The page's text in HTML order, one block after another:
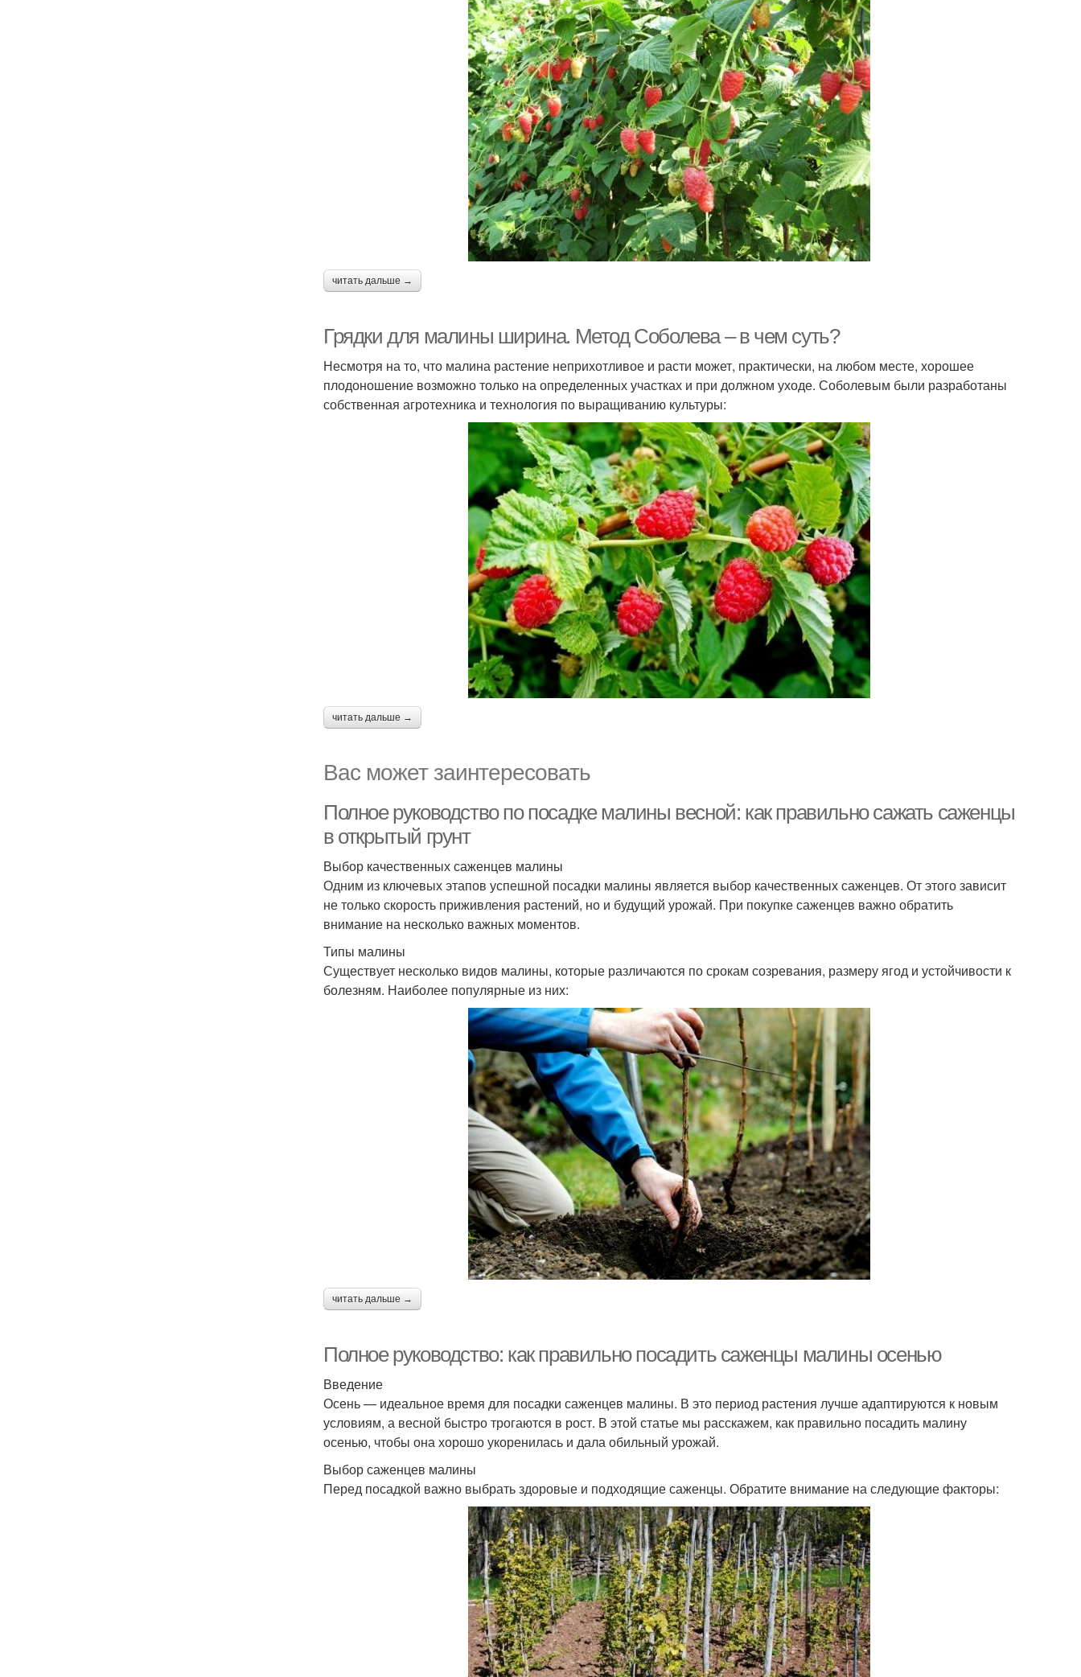
читать дальше →
Грядки для малины ширина. Метод Соболева – в чем суть?
Несмотря на то, что малина растение неприхотливое и расти может, практически, на любом месте, хорошее
плодоношение возможно только на определенных участках и при должном уходе. Соболевым были разработаны
собственная агротехника и технология по выращиванию культуры:
читать дальше →
Вас может заинтересовать
Полное руководство по посадке малины весной: как правильно сажать саженцы
в открытый грунт
Выбор качественных саженцев малины
Одним из ключевых этапов успешной посадки малины является выбор качественных саженцев. От этого зависит
не только скорость приживления растений, но и будущий урожай. При покупке саженцев важно обратить
внимание на несколько важных моментов.
Типы малины
Существует несколько видов малины, которые различаются по срокам созревания, размеру ягод и устойчивости к
болезням. Наиболее популярные из них:
читать дальше →
Полное руководство: как правильно посадить саженцы малины осенью
Введение
Осень — идеальное время для посадки саженцев малины. В это период растения лучше адаптируются к новым
условиям, а весной быстро трогаются в рост. В этой статье мы расскажем, как правильно посадить малину
осенью, чтобы она хорошо укоренилась и дала обильный урожай.
Выбор саженцев малины
Перед посадкой важно выбрать здоровые и подходящие саженцы. Обратите внимание на следующие факторы: